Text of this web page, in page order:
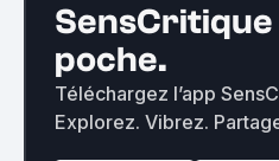
poche.
Téléchargez l’app
Explorez. Vibrez.